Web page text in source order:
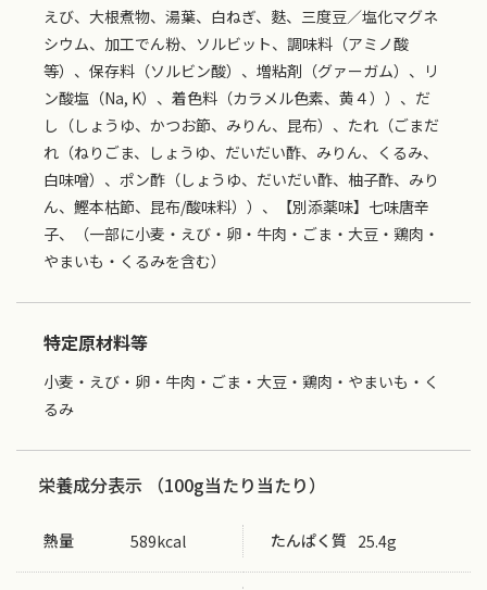
えび、大根煮物、湯葉、白ねぎ、麩、三度豆／塩化マグネ
シウム、加工でん粉、ソルビット、調味料（アミノ酸
等）、保存料（ソルビン酸）、増粘剤（グァーガム）、リ
ン酸塩（Na, K）、着色料（カラメル色素、黄４））、だ
し（しょうゆ、かつお節、みりん、昆布）、たれ（ごまだ
れ（ねりごま、しょうゆ、だいだい酢、みりん、くるみ、
白味噌）、ポン酢（しょうゆ、だいだい酢、柚子酢、みり
ん、鰹本枯節、昆布/酸味料））、【別添薬味】七味唐辛
子、（一部に小麦・えび・卵・牛肉・ごま・大豆・鶏肉・
やまいも・くるみを含む）
特定原材料等
小麦・えび・卵・牛肉・ごま・大豆・鶏肉・やまいも・く
るみ
栄養成分表示 （100g当たり当たり）
熱量 589kcal たんぱく質 25.4g